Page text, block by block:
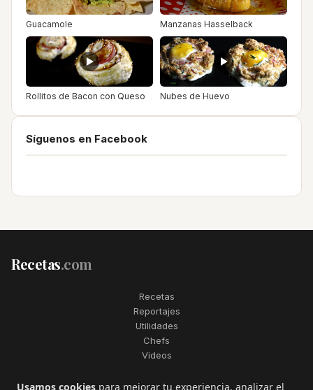
Guacamole Manzanas Hasselback
Rollitos de Bacon con Queso Nubes de Huevo
Síguenos en Facebook
Recetas.com
Recetas
Reportajes
Utilidades
Chefs
Videos
2006–2026. Todos los derechos reservados. Recetas.com es una
Usamos cookies para mejorar tu experiencia, analizar el